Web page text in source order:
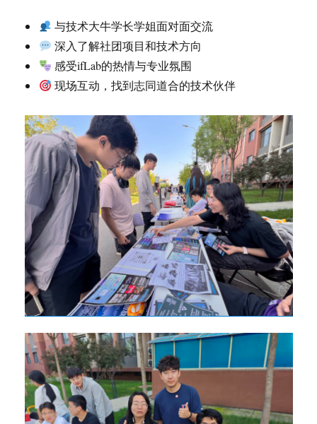
与技术大牛学长学姐面对面交流
深入了解社团项目和技术方向
感受ifLab的热情与专业氛围
现场互动，找到志同道合的技术伙伴